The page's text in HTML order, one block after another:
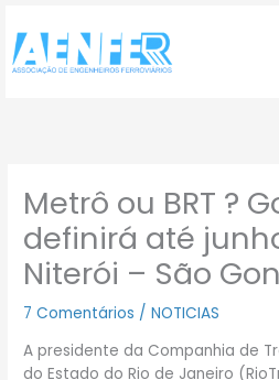
para
conteúdo
Metrô ou BRT ?
definirá até
Niterói – São
7 Comentários /NOTICIAS
A presidente da Companhia de
do Estado do Rio de Janeiro